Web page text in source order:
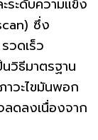
ะดับความแข็ง
ซึ่ง
วดเร็ว
วิธีมาตรฐาน
าวะไขมันพอก
ดลงเนื่องจาก